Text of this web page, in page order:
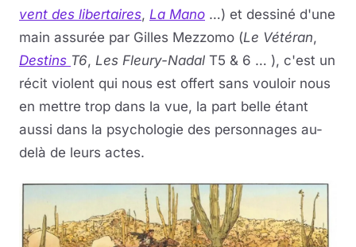
vent des libertaires, La Mano …) et dessiné d'une
main assurée par Gilles Mezzomo (Le Vétéran,
Destins T6, Les Fleury-Nadal T5 & 6 … ), c'est un
récit violent qui nous est offert sans vouloir nous
en mettre trop dans la vue, la part belle étant
aussi dans la psychologie des personnages au-
delà de leurs actes.